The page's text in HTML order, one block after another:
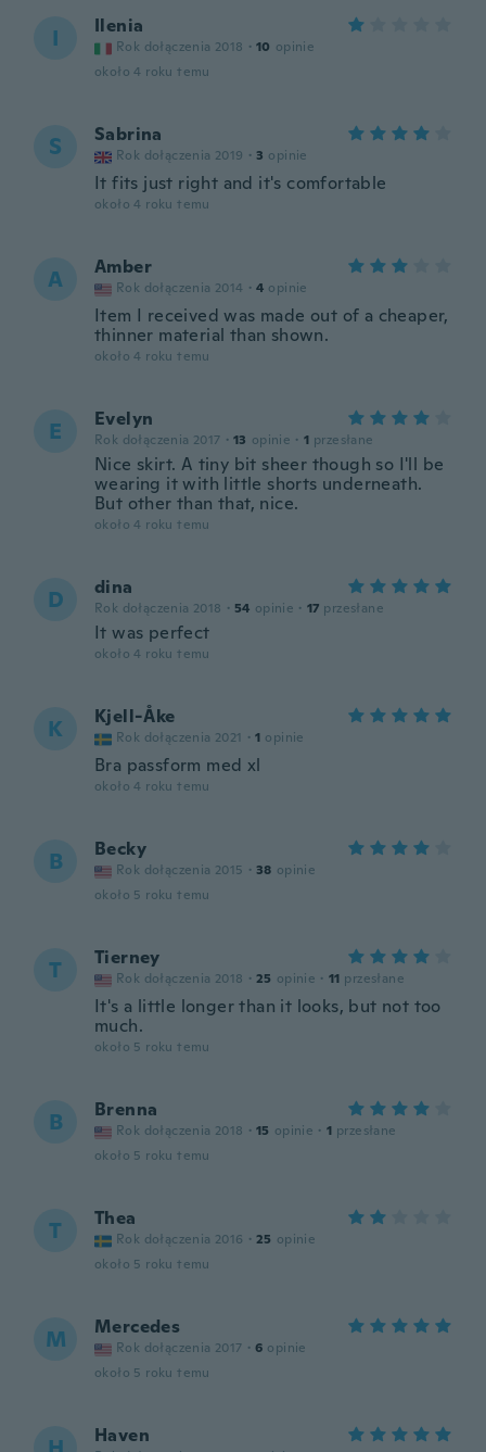
I Ilenia
Rok dołączenia 2018 · 10 opinie
około 4 roku temu
S Sabrina
Rok dołączenia 2019 · 3 opinie
It fits just right and it's comfortable
około 4 roku temu
A Amber
Rok dołączenia 2014 · 4 opinie
Item I received was made out of a cheaper,
thinner material than shown.
około 4 roku temu
E Evelyn
Rok dołączenia 2017 · 13 opinie · 1 przesłane
Nice skirt. A tiny bit sheer though so I'll be
wearing it with little shorts underneath.
But other than that, nice.
około 4 roku temu
D dina
Rok dołączenia 2018 · 54 opinie · 17 przesłane
It was perfect
około 4 roku temu
K Kjell-Åke
Rok dołączenia 2021 · 1 opinie
Bra passform med xl
około 4 roku temu
B Becky
Rok dołączenia 2015 · 38 opinie
około 5 roku temu
T Tierney
Rok dołączenia 2018 · 25 opinie · 11 przesłane
It's a little longer than it looks, but not too
much.
około 5 roku temu
B Brenna
Rok dołączenia 2018 · 15 opinie · 1 przesłane
około 5 roku temu
T Thea
Rok dołączenia 2016 · 25 opinie
około 5 roku temu
M Mercedes
Rok dołączenia 2017 · 6 opinie
około 5 roku temu
Haven